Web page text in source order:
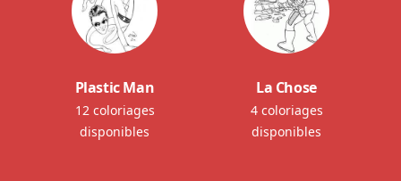
Plastic Man
12 coloriages
disponibles
La Chose
4 coloriages
disponibles